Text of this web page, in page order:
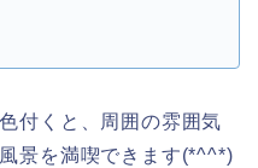
付くと、周囲の雰囲気
景を満喫できます(*^^*)